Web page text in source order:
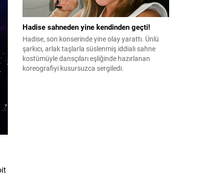
Hadise sahneden yine kendinden geçti!
Hadise, son konserinde yine olay yarattı. Ünlü
şarkıcı, arlak taşlarla süslenmiş iddialı sahne
kostümüyle dansçıları eşliğinde hazırlanan
koreografiyi kusursuzca sergiledi.